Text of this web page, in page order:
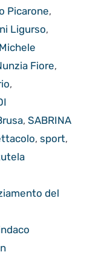
Picarone,
Ligurso,
Michele
Fiore,
,
, SABRINA
, sport,
del